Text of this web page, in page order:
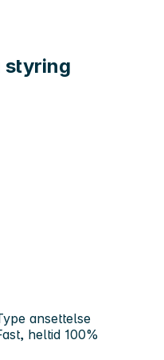
styring
ansettelse
heltid 100%